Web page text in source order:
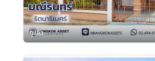
ดูแล้ว